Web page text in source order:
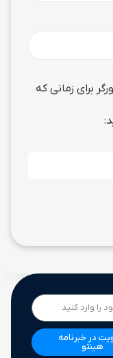
برای زمانی که
در خبرنامه
هینتو